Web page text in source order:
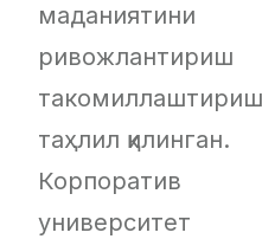
маданиятини
таҳлил қилинган.
Корпоратив